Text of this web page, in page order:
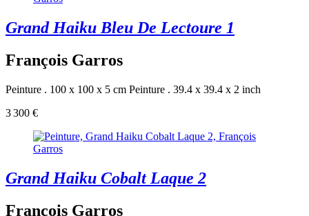
Grand Haiku Bleu De Lectoure 1
François Garros
Peinture . 100 x 100 x 5 cm Peinture . 39.4 x 39.4 x 2 inch
3 300 €
Grand Haiku Cobalt Laque 2
François Garros